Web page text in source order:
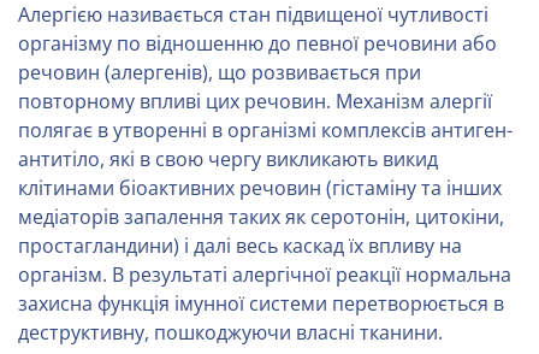
Алергією називається стан підвищеної чутливості
організму по відношенню до певної речовини або
речовин (алергенів), що розвивається при
повторному впливі цих речовин. Механізм алергії
полягає в утворенні в організмі комплексів антиген-
антитіло, які в свою чергу викликають викид
клітинами біоактивних речовин (гістаміну та інших
медіаторів запалення таких як серотонін, цитокіни,
простагландини) і далі весь каскад їх впливу на
організм. В результаті алергічної реакції нормальна
захисна функція імунної системи перетворюється в
деструктивну, пошкоджуючи власні тканини.